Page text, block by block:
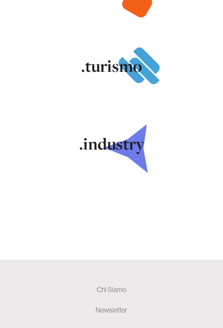
.turismo
.industry
Chi Siamo
Newsletter